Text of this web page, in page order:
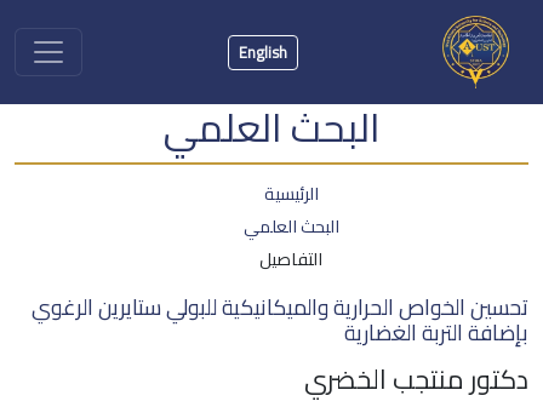
English
البحث العلمي
الرئيسية
البحث العلمي
التفاصيل
تحسين الخواص الحرارية والميكانيكية للبولي ستايرين الرغوي
بإضافة التربة الغضارية
دكتور منتجب الخضري